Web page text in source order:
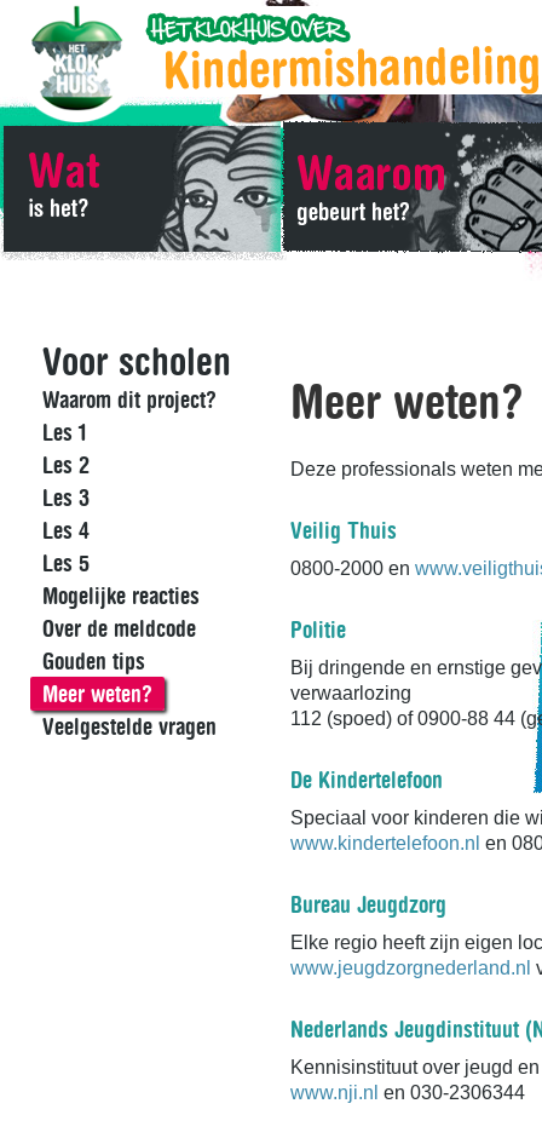
Voor scholen
Waarom dit project?
Les 1
Les 2
Les 3
Les 4
Les 5
Mogelijke reacties
Over de meldcode
Gouden tips
Meer weten?
Veelgestelde vragen
Meer weten?
Deze professionals weten
Veilig Thuis
0800-2000 en
Politie
Bij dringende en ernstige
verwaarlozing
112 (spoed) of 0900-88 44
De Kindertelefoon
Speciaal voor kinderen die
www.kindertelefoon.nl en
Bureau Jeugdzorg
Elke regio heeft zijn eigen
www.jeugdzorgnederland.nl
Nederlands Jeugdinstituut
Kennisinstituut over jeugd
www.nji.nl en 030-2306344